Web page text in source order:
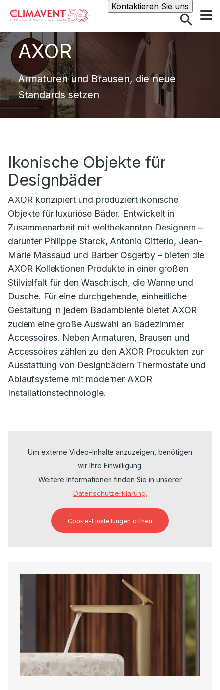
Kontaktieren Sie unsSuche
AXOR
Armaturen und Brausen, die neue
Standards setzen
Ikonische Objekte für
Designbäder
AXOR konzipiert und produziert ikonische
Objekte für luxuriöse Bäder. Entwickelt in
Zusammenarbeit mit weltbekannten Designern –
darunter Philippe Starck, Antonio Citterio, Jean-
Marie Massaud und Barber Osgerby – bieten die
AXOR Kollektionen Produkte in einer großen
Stilvielfalt für den Waschtisch, die Wanne und
Dusche. Für eine durchgehende, einheitliche
Gestaltung in jedem Badambiente bietet AXOR
zudem eine große Auswahl an Badezimmer
Accessoires. Neben Armaturen, Brausen und
Accessoires zählen zu den AXOR Produkten zur
Ausstattung von Designbädern Thermostate und
Ablaufsysteme mit moderner AXOR
Installationstechnologie.
Um externe Video-Inhalte anzuzeigen, benötigen
wir Ihre Einwilligung.
Weitere Informationen finden Sie in unserer
Datenschutzerklärung.
Cookie-Einstellungen öffnen